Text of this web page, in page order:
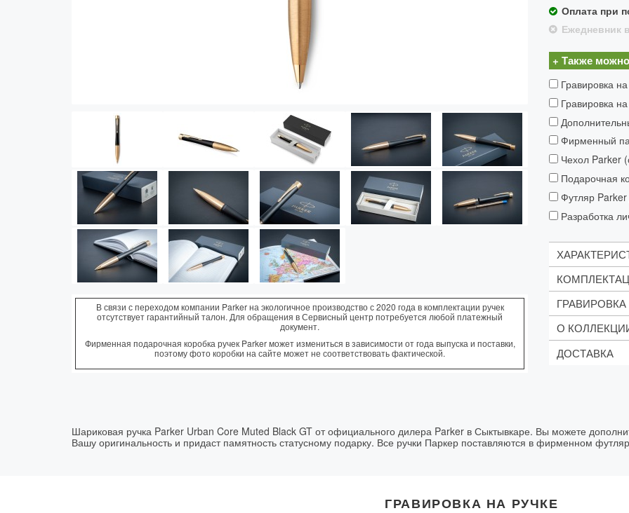
В связи с переходом компании Parker на экологичное производство с 2020 года в комплектации ручек
отсутствует гарантийный талон. Для обращения в Сервисный центр потребуется любой платежный
документ.
Фирменная подарочная коробка ручек Parker может измениться в зависимости от года выпуска и поставки,
поэтому фото коробки на сайте может не соответствовать фактической.
Оплата при
Ежедневник
+ Также
Гравировка
Гравировка
Фирменный
Чехол Parker
Подарочная
Футляр Parker
Разработка
:
Корпус:
Зона захвата:
Отделка:
Особенности :
половины
Синий
ГРАВИРОВКА
Стоимость:
1 строка
Логотипы -
О
Urban –
ДОСТАВКА
Шариковая ручка Parker Urban Core Muted Black GT от официального дилера Parker в Сыктывкаре. Вы можете
Вашу оригинальность и придаст памятность статусному подарку. Все ручки Паркер поставляются в фирменном
ГРАВИРОВКА НА РУЧКЕ